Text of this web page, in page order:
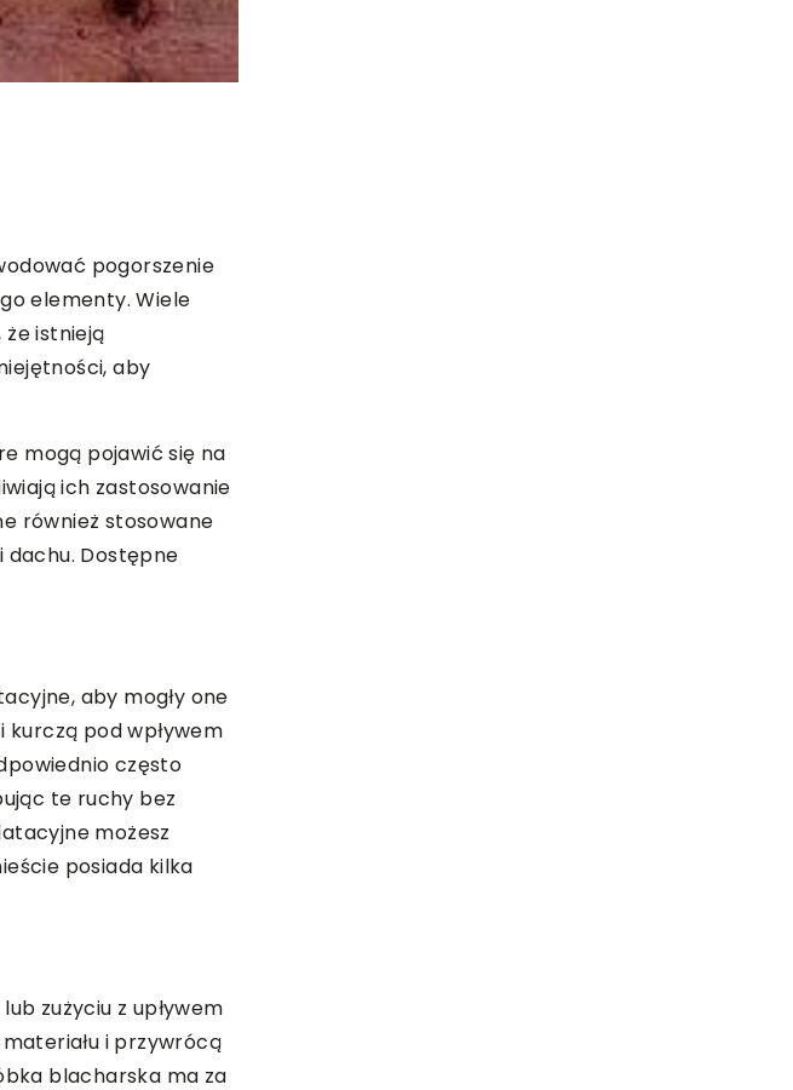
pogorszenie
elementy. Wiele
istnieją
aby
mogą pojawić się na
ich zastosowanie
również stosowane
dachu. Dostępne
aby mogły one
kurczą pod wpływem
często
te ruchy bez
możesz
posiada kilka
zużyciu z upływem
i przywrócą
blacharska ma za